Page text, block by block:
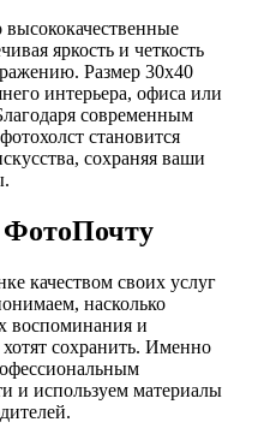
яркость и четкость
Размер 30х40
интерьера, офиса или
современным
становится
сохраняя ваши
качеством своих услуг
насколько
воспоминания и
сохранить. Именно
и используем материалы